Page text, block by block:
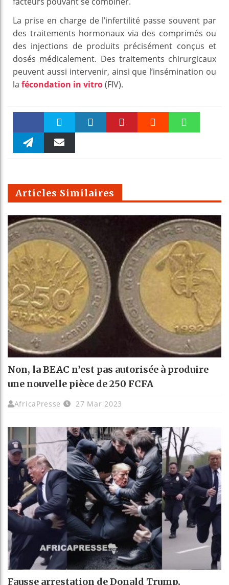
La prise en charge de l’infertilité passe souvent par
des traitements hormonaux via des comprimés ou
des injections de produits précisément conçus et
dosés médicalement. Des traitements chirurgicaux
peuvent aussi intervenir, ainsi que l’insémination ou
la fécondation in vitro(FIV).
Faceboo Twitter
m
Articles Similaires
Non, la BEAC n’est pas autorisée à produire
une nouvelle pièce de 250 FCFA
AfricaPresse 27 Mar 2023
Fausse arrestation de Donald Trump,